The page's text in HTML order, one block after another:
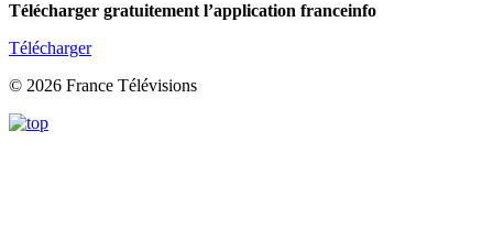
Télécharger gratuitement l’application franceinfo
Télécharger
© 2026 France Télévisions